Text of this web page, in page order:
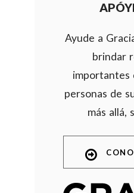
Ayude a
brindar
importantes
personas de
más allá,